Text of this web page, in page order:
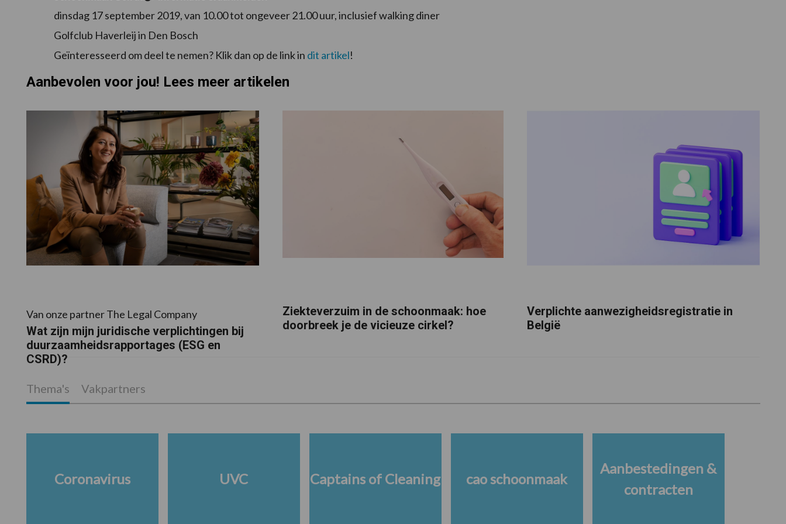
dinsdag 17 september 2019, van 10.00 tot ongeveer 21.00 uur, inclusief walking diner
Golfclub Haverleij in Den Bosch
Geïnteresseerd om deel te nemen? Klik dan op de link in dit artikel!
Aanbevolen voor jou! Lees meer artikelen
Van onze partner The Legal Company
Wat zijn mijn juridische verplichtingen bij
duurzaamheidsrapportages (ESG en
CSRD)?
Ziekteverzuim in de schoonmaak: hoe
doorbreek je de vicieuze cirkel?
Verplichte aanwezigheidsregistratie in
België
Thema's Vakpartners
Coronavirus UVC Captains of Cleaning cao schoonmaak
Aanbestedingen &
contracten